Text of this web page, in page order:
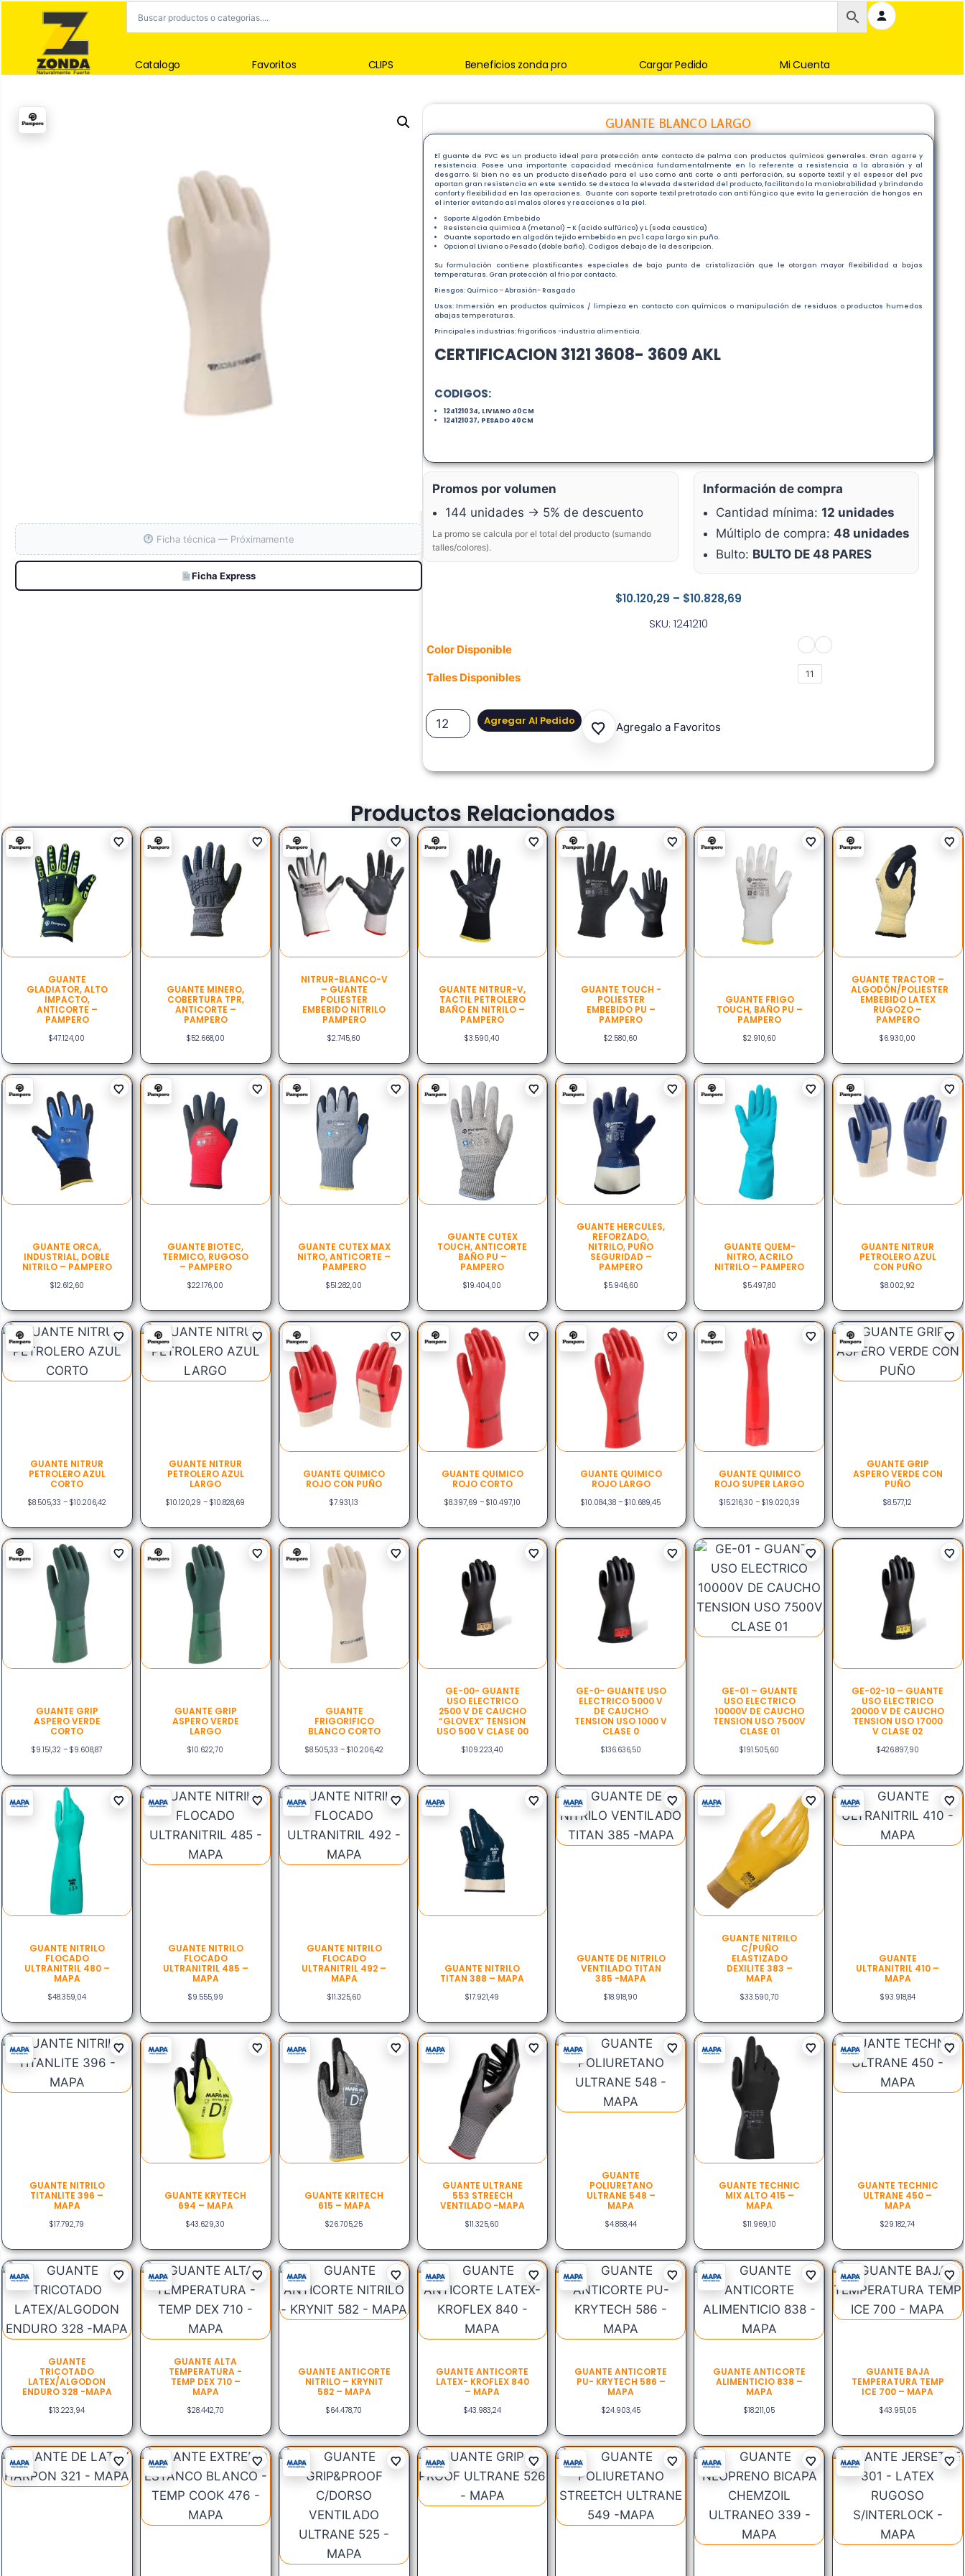
Catalogo Favoritos CLIPS Beneficios zonda pro Cargar Pedido Mi Cuenta
GUANTE BLANCO LARGO
$10.120,29 – $10.828,69
El guante de PVC es un producto ideal para protección ante contacto de palma con productos químicos generales. Gran agarre y
resistencia. Posee una importante capacidad mecánica fundamentalmente en lo referente a resistencia a la abrasión y al
desgarro. Si bien no es un producto diseñado para el uso como anti corte o anti perforación, su soporte textil y el espesor del pvc
aportan gran resistencia en este sentido. Se destaca la elevada desteridad del producto, facilitando la maniobrabilidad y brindando
confort y flexibilidad en las operaciones. Guante con soporte textil pretratado con anti fúngico que evita la generación de hongos en
el interior evitando así malos olores y reacciones a la piel.
Soporte Algodón Embebido
Resistencia quimica A (metanol) – K (acido sulfúrico) y L (soda caustica)
Guante soportado en algodón tejido embebido en pvc 1 capa largo sin puño.
Opcional Liviano o Pesado (doble baño). Codigos debajo de la descripcion.
Su formulación contiene plastificantes especiales de bajo punto de cristalización que le otorgan mayor flexibilidad a bajas
temperaturas. Gran protección al frio por contacto.
Riesgos: Químico – Abrasión- Rasgado
Usos: Inmersión en productos químicos / limpieza en contacto con químicos o manipulación de residuos o productos humedos
abajas temperaturas.
Principales industrias: frigorificos -industria alimenticia.
CERTIFICACION 3121 3608- 3609 AKL
CODIGOS:
124121034, LIVIANO 40CM
124121037, PESADO 40CM
SKU: 1241210
Color Disponible
Talles Disponibles 11
Agregar Al Pedido Agregalo a Favoritos
Promos por volumen
144 unidades → 5% de descuento
La promo se calcula por el total del producto (sumando
talles/colores).
Información de compra
Cantidad mínima: 12 unidades
Múltiplo de compra: 48 unidades
Bulto: BULTO DE 48 PARES
Ficha técnica — Próximamente
Ficha Express
Productos Relacionados
GUANTE
GLADIATOR, ALTO
IMPACTO,
ANTICORTE –
PAMPERO
$47.124,00
GUANTE MINERO,
COBERTURA TPR,
ANTICORTE –
PAMPERO
$52.668,00
NITRUR-BLANCO-V
– GUANTE
POLIESTER
EMBEBIDO NITRILO
PAMPERO
$2.745,60
GUANTE NITRUR-V,
TACTIL PETROLERO
BAÑO EN NITRILO –
PAMPERO
$3.590,40
GUANTE TOUCH -
POLIESTER
EMBEBIDO PU –
PAMPERO
$2.580,60
GUANTE FRIGO
TOUCH, BAÑO PU –
PAMPERO
$2.910,60
GUANTE TRACTOR –
ALGODÓN/POLIESTER
EMBEBIDO LATEX
RUGOZO –
PAMPERO
$6.930,00
GUANTE ORCA,
INDUSTRIAL, DOBLE
NITRILO – PAMPERO
$12.612,60
GUANTE BIOTEC,
TERMICO, RUGOSO
– PAMPERO
$22.176,00
GUANTE CUTEX MAX
NITRO, ANTICORTE –
PAMPERO
$51.282,00
GUANTE CUTEX
TOUCH, ANTICORTE
BAÑO PU –
PAMPERO
$19.404,00
GUANTE HERCULES,
REFORZADO,
NITRILO, PUÑO
SEGURIDAD –
PAMPERO
$5.946,60
GUANTE QUEM-
NITRO, ACRILO
NITRILO – PAMPERO
$5.497,80
GUANTE NITRUR
PETROLERO AZUL
CON PUÑO
$8.002,92
GUANTE NITRUR
PETROLERO AZUL
CORTO
$8.505,33 – $10.206,42
GUANTE NITRUR
PETROLERO AZUL
LARGO
$10.120,29 – $10.828,69
GUANTE QUIMICO
ROJO CON PUÑO
$7.931,13
GUANTE QUIMICO
ROJO CORTO
$8.397,69 – $10.497,10
GUANTE QUIMICO
ROJO LARGO
$10.084,38 – $10.689,45
GUANTE QUIMICO
ROJO SUPER LARGO
$15.216,30 – $19.020,39
GUANTE GRIP
ASPERO VERDE CON
PUÑO
$8.577,12
GUANTE GRIP
ASPERO VERDE
CORTO
$9.151,32 – $9.608,87
GUANTE GRIP
ASPERO VERDE
LARGO
$10.622,70
GUANTE
FRIGORIFICO
BLANCO CORTO
$8.505,33 – $10.206,42
GE-00- GUANTE
USO ELECTRICO
2500 V DE CAUCHO
“GLOVEX” TENSION
USO 500 V CLASE 00
$109.223,40
GE-0- GUANTE USO
ELECTRICO 5000 V
DE CAUCHO
TENSION USO 1000 V
CLASE 0
$136.636,50
GE-01 – GUANTE
USO ELECTRICO
10000V DE CAUCHO
TENSION USO 7500V
CLASE 01
$191.505,60
GE-02-10 – GUANTE
USO ELECTRICO
20000 V DE CAUCHO
TENSION USO 17000
V CLASE 02
$426.897,90
GUANTE NITRILO
FLOCADO
ULTRANITRIL 480 –
MAPA
$48.359,04
GUANTE NITRILO
FLOCADO
ULTRANITRIL 485 –
MAPA
$9.555,99
GUANTE NITRILO
FLOCADO
ULTRANITRIL 492 –
MAPA
$11.325,60
GUANTE NITRILO
TITAN 388 – MAPA
$17.921,49
GUANTE DE NITRILO
VENTILADO TITAN
385 -MAPA
$18.918,90
GUANTE NITRILO
C/PUÑO
ELASTIZADO
DEXILITE 383 –
MAPA
$33.590,70
GUANTE
ULTRANITRIL 410 –
MAPA
$93.918,84
GUANTE NITRILO
TITANLITE 396 –
MAPA
$17.792,79
GUANTE KRYTECH
694 – MAPA
$43.629,30
GUANTE KRITECH
615 – MAPA
$26.705,25
GUANTE ULTRANE
553 STREECH
VENTILADO -MAPA
$11.325,60
GUANTE
POLIURETANO
ULTRANE 548 –
MAPA
$4.858,44
GUANTE TECHNIC
MIX ALTO 415 –
MAPA
$11.969,10
GUANTE TECHNIC
ULTRANE 450 –
MAPA
$29.182,74
GUANTE
TRICOTADO
LATEX/ALGODON
ENDURO 328 -MAPA
$13.223,94
GUANTE ALTA
TEMPERATURA -
TEMP DEX 710 –
MAPA
$28.442,70
GUANTE ANTICORTE
NITRILO – KRYNIT
582 – MAPA
$64.478,70
GUANTE ANTICORTE
LATEX- KROFLEX 840
– MAPA
$43.983,24
GUANTE ANTICORTE
PU- KRYTECH 586 –
MAPA
$24.903,45
GUANTE ANTICORTE
ALIMENTICIO 838 –
MAPA
$18.211,05
GUANTE BAJA
TEMPERATURA TEMP
ICE 700 – MAPA
$43.951,05